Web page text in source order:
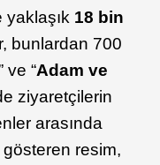
18 bin
bunlardan 700
ve “Adam ve
ziyaretçilerin
arasında
gösteren resim,